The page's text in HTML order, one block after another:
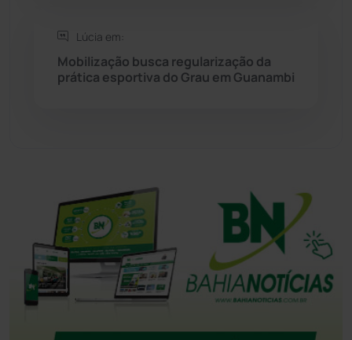
Tanque Novo
Tecnologia (12)
Lúcia em:
Mobilização busca regularização da
prática esportiva do Grau em Guanambi